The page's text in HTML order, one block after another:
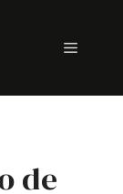
Menú
de